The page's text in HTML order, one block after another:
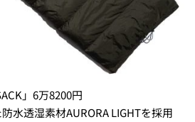
」6万8200円
水透湿素材AURORA LIGHTを採用